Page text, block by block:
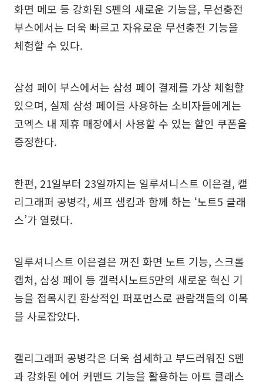
화면 메모 등 강화된 S펜의 새로운 기능을, 무선충전
부스에서는 더욱 빠르고 자유로운 무선충전 기능을
체험할 수 있다.
삼성 페이 부스에서는 삼성 페이 결제를 가상 체험할
있으며, 실제 삼성 페이를 사용하는 소비자들에게는
코엑스 내 제휴 매장에서 사용할 수 있는 할인 쿠폰을
증정한다.
한편, 21일부터 23일까지는 일루셔니스트 이은결, 캘
리그래퍼 공병각, 셰프 샘킴과 함께 하는 ‘노트5 클래
스’가 열렸다.
일루셔니스트 이은결은 꺼진 화면 노트 기능, 스크롤
캡처, 삼성 페이 등 갤럭시노트5만의 새로운 혁신 기
능을 접목시킨 환상적인 퍼포먼스로 관람객들의 이목
을 사로잡았다.
캘리그래퍼 공병각은 더욱 섬세하고 부드러워진 S펜
과 강화된 에어 커맨드 기능을 활용하는 아트 클래스